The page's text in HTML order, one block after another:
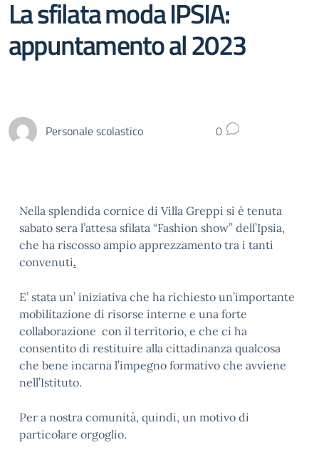
La sfilata moda IPSIA:
appuntamento al 2023
Personale scolastico 0
Nella splendida cornice di Villa Greppi si è tenuta
sabato sera l’attesa sfilata “Fashion show” dell’Ipsia,
che ha riscosso ampio apprezzamento tra i tanti
convenuti.
E’ stata un’ iniziativa che ha richiesto un’importante
mobilitazione di risorse interne e una forte
collaborazione con il territorio, e che ci ha
consentito di restituire alla cittadinanza qualcosa
che bene incarna l’impegno formativo che avviene
nell’Istituto.
Per a nostra comunità, quindi, un motivo di
particolare orgoglio.